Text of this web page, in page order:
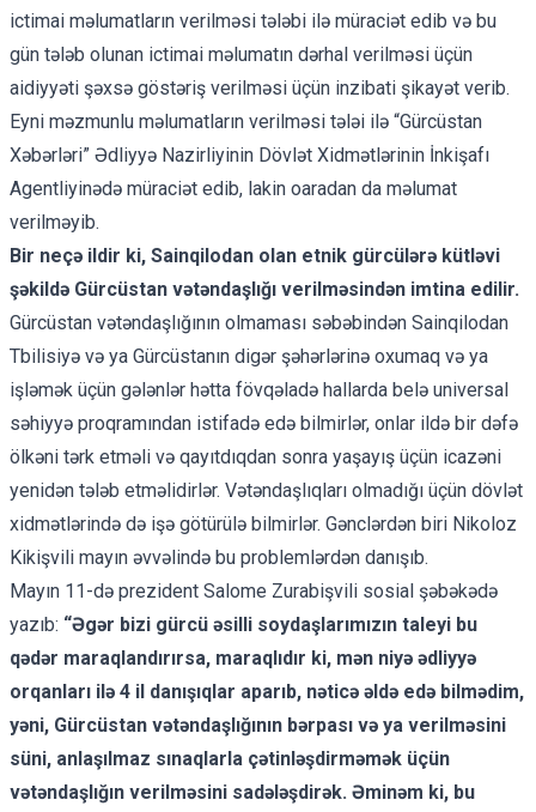
ictimai məlumatların verilməsi tələbi ilə müraciət edib və bu
gün tələb olunan ictimai məlumatın dərhal verilməsi üçün
aidiyyəti şəxsə göstəriş verilməsi üçün inzibati şikayət verib.
Eyni məzmunlu məlumatların verilməsi tələi ilə “Gürcüstan
Xəbərləri” Ədliyyə Nazirliyinin Dövlət Xidmətlərinin İnkişafı
Agentliyinədə müraciət edib, lakin oaradan da məlumat
verilməyib.
Bir neçə ildir ki, Sainqilodan olan etnik gürcülərə kütləvi
şəkildə Gürcüstan vətəndaşlığı verilməsindən imtina edilir.
Gürcüstan vətəndaşlığının olmaması səbəbindən Sainqilodan
Tbilisiyə və ya Gürcüstanın digər şəhərlərinə oxumaq və ya
işləmək üçün gələnlər hətta fövqəladə hallarda belə universal
səhiyyə proqramından istifadə edə bilmirlər, onlar ildə bir dəfə
ölkəni tərk etməli və qayıtdıqdan sonra yaşayış üçün icazəni
yenidən tələb etməlidirlər. Vətəndaşlıqları olmadığı üçün dövlət
xidmətlərində də işə götürülə bilmirlər. Gənclərdən biri Nikoloz
Kikişvili mayın əvvəlində bu problemlərdən danışıb.
Mayın 11-də prezident Salome Zurabişvili sosial şəbəkədə
yazıb: “Əgər bizi gürcü əsilli soydaşlarımızın taleyi bu
qədər maraqlandırırsa, maraqlıdır ki, mən niyə ədliyyə
orqanları ilə 4 il danışıqlar aparıb, nəticə əldə edə bilmədim,
yəni, Gürcüstan vətəndaşlığının bərpası və ya verilməsini
süni, anlaşılmaz sınaqlarla çətinləşdirməmək üçün
vətəndaşlığın verilməsini sadələşdirək. Əminəm ki, bu